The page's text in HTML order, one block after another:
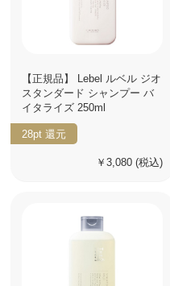
【正規品】 Lebel ルベル ジオ
スタンダード シャンプー バ
イタライズ 250ml
28pt 還元
￥3,080 (税込)